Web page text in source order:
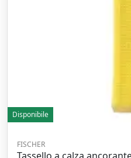
Disponibile
FISCHER